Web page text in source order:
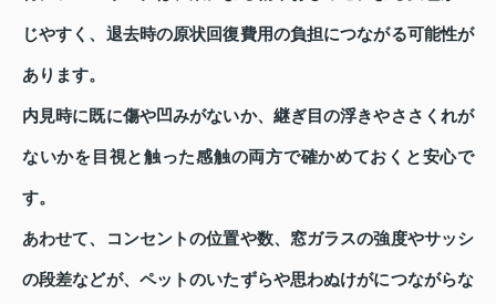
じやすく、退去時の原状回復費用の負担につながる可能性が
あります。
内見時に既に傷や凹みがないか、継ぎ目の浮きやささくれが
ないかを目視と触った感触の両方で確かめておくと安心で
す。
あわせて、コンセントの位置や数、窓ガラスの強度やサッシ
の段差などが、ペットのいたずらや思わぬけがにつながらな